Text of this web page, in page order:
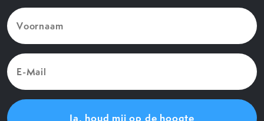
Voornaam
(Vereist)
E-
Mail
(Vereist)